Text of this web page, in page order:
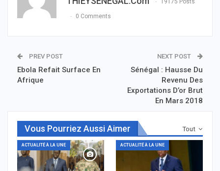
19175 Posts
0 Comments
PREV POST
Ebola Refait Surface En
Afrique
NEXT POST
Sénégal : Hausse Du
Revenu Des
Exportations D’or Brut
En Mars 2018
Tout
Vous Pourriez Aussi Aimer
ACTUALITÉ À LA UNE ACTUALITÉ À LA UNE